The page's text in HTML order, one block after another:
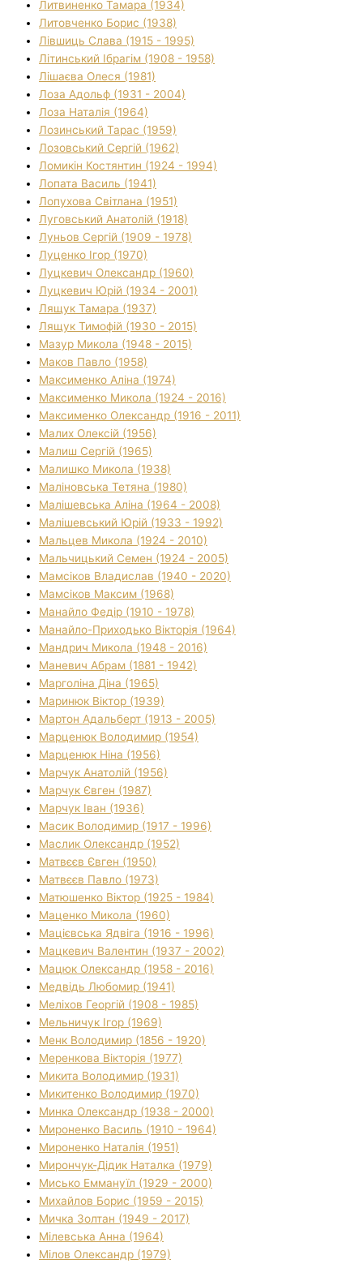
Литвиненко Тамара (1934)
Литовченко Борис (1938)
Лівшиць Слава (1915 - 1995)
Літинський Ібрагім (1908 - 1958)
Лішаєва Олеся (1981)
Лоза Адольф (1931 - 2004)
Лоза Наталія (1964)
Лозинський Тарас (1959)
Лозовський Сергій (1962)
Ломикін Костянтин (1924 - 1994)
Лопата Василь (1941)
Лопухова Світлана (1951)
Луговський Анатолій (1918)
Луньов Сергій (1909 - 1978)
Луценко Ігор (1970)
Луцкевич Олександр (1960)
Луцкевич Юрій (1934 - 2001)
Лящук Тамара (1937)
Лящук Тимофій (1930 - 2015)
Мазур Микола (1948 - 2015)
Маков Павло (1958)
Максименко Аліна (1974)
Максименко Микола (1924 - 2016)
Максименко Олександр (1916 - 2011)
Малих Олексій (1956)
Малиш Сергій (1965)
Малишко Микола (1938)
Маліновська Тетяна (1980)
Малішевська Аліна (1964 - 2008)
Малішевський Юрій (1933 - 1992)
Мальцев Микола (1924 - 2010)
Мальчицький Семен (1924 - 2005)
Мамсіков Владислав (1940 - 2020)
Мамсіков Максим (1968)
Манайло Федір (1910 - 1978)
Манайло-Приходько Вікторія (1964)
Мандрич Микола (1948 - 2016)
Маневич Абрам (1881 - 1942)
Марголіна Діна (1965)
Маринюк Віктор (1939)
Мартон Адальберт (1913 - 2005)
Марценюк Володимир (1954)
Марценюк Ніна (1956)
Марчук Анатолій (1956)
Марчук Євген (1987)
Марчук Іван (1936)
Масик Володимир (1917 - 1996)
Маслик Олександр (1952)
Матвєєв Євген (1950)
Матвєєв Павло (1973)
Матюшенко Віктор (1925 - 1984)
Маценко Микола (1960)
Мацієвська Ядвіга (1916 - 1996)
Мацкевич Валентин (1937 - 2002)
Мацюк Олександр (1958 - 2016)
Медвідь Любомир (1941)
Меліхов Георгій (1908 - 1985)
Мельничук Ігор (1969)
Менк Володимир (1856 - 1920)
Меренкова Вікторія (1977)
Микита Володимир (1931)
Микитенко Володимир (1970)
Минка Олександр (1938 - 2000)
Мироненко Василь (1910 - 1964)
Мироненко Наталія (1951)
Мирончук-Дідик Наталка (1979)
Мисько Еммануїл (1929 - 2000)
Михайлов Борис (1959 - 2015)
Мичка Золтан (1949 - 2017)
Мілевська Анна (1964)
Мілов Олександр (1979)